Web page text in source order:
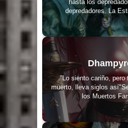
hasta los
depredadores. La
"Lo siento cariño, pero
muerto, lleva siglos
los Muertos